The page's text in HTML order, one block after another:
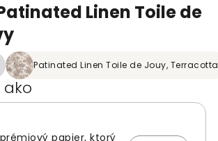
Linen Toile de
Patinated Linen Toile de Jouy, Terracotta
ako
papier, ktorý